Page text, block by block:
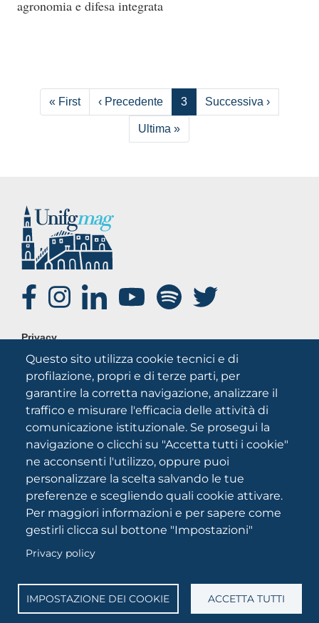
agronomia e difesa integrata
Paginazione
« FirstPrima pagina
‹ PrecedentePagina precedente
3 Successiva ›Pagina
Ultima »Ultima pagina
Questo sito utilizza cookie tecnici e di
profilazione, propri e di terze parti, per
garantire la corretta navigazione, analizzare il
traffico e misurare l'efficacia delle attività di
comunicazione istituzionale. Se prosegui la
navigazione o clicchi su "Accetta tutti i cookie"
ne acconsenti l'utilizzo, oppure puoi
personalizzare la scelta salvando le tue
preferenze e scegliendo quali cookie attivare.
Per maggiori informazioni e per sapere come
gestirli clicca sul bottone "Impostazioni"
Privacy policy
IMPOSTAZIONE DEI COOKIE ACCETTA TUTTI
SOCIAL
FOOTER
Privacy
Note legali
Credits
Chi siamo
C
Università degli Studi di Foggia
Via A.Gramsci 89/91 CF: 94045260711 Partita IVA:
03016180717
PEC: protocollo@cert.unifg.it Webmaster:
servizioweb@unifg.it